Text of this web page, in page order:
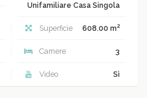
Unifamiliare Casa Singola
Superficie 608.00 m2
Camere 3
Video Sì